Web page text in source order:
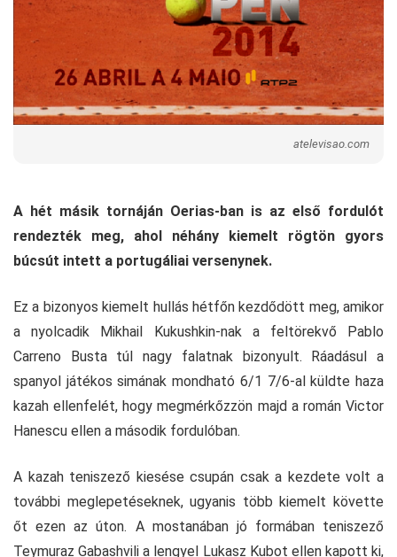
atelevisao.com
A hét másik tornáján Oerias-ban is az első fordulót
rendezték meg, ahol néhány kiemelt rögtön gyors
búcsút intett a portugáliai versenynek.
Ez a bizonyos kiemelt hullás hétfőn kezdődött meg, amikor
a nyolcadik Mikhail Kukushkin-nak a feltörekvő Pablo
Carreno Busta túl nagy falatnak bizonyult. Ráadásul a
spanyol játékos simának mondható 6/1 7/6-al küldte haza
kazah ellenfelét, hogy megmérkőzzön majd a román Victor
Hanescu ellen a második fordulóban.
A kazah teniszező kiesése csupán csak a kezdete volt a
további meglepetéseknek, ugyanis több kiemelt követte
őt ezen az úton. A mostanában jó formában teniszező
Teymuraz Gabashvili a lengyel Lukasz Kubot ellen kapott ki,